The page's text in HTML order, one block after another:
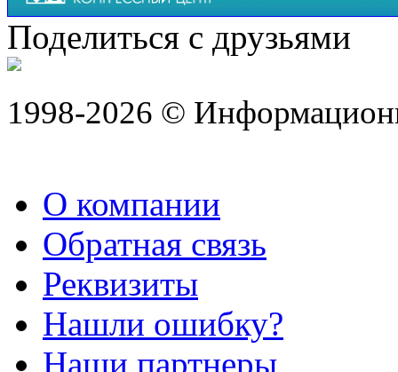
Поделиться с друзьями
1998-2026 ©
О компании
Обратная связь
Реквизиты
Нашли ошибку?
Наши партнеры